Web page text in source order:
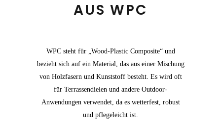
AUS WPC
WPC steht für „Wood-Plastic Composite“ und
bezieht sich auf ein Material, das aus einer Mischung
von Holzfasern und Kunststoff besteht. Es wird oft
für Terrassendielen und andere Outdoor-
Anwendungen verwendet, da es wetterfest, robust
und pflegeleicht ist.